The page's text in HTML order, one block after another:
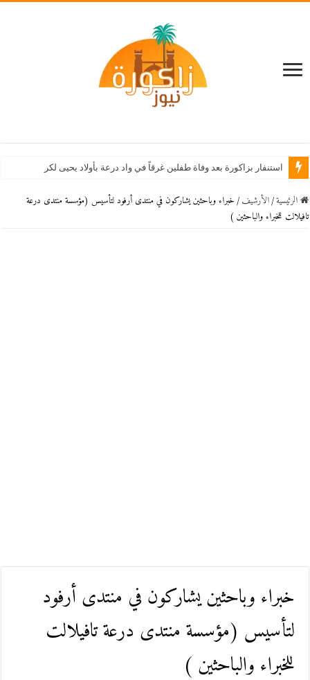
استنفار بزاكورة بعد وفاة طفلين غرقاً في واد درعة بأولاد يحيى لكراير
الرئيسية / اﻷرشيف / خبراء وباحثين يشاركون في منتدى أرفود لتأسيس (مؤسسة منتدى درعة
تافيلالت للخبراء والباحثين )
خبراء وباحثين يشاركون في منتدى أرفود
لتأسيس (مؤسسة منتدى درعة تافيلالت
للخبراء والباحثين )